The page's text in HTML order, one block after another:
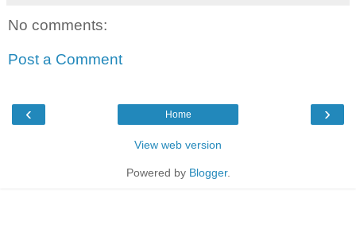
No comments:
Post a Comment
‹ ›
Home
View web version
Powered by Blogger.